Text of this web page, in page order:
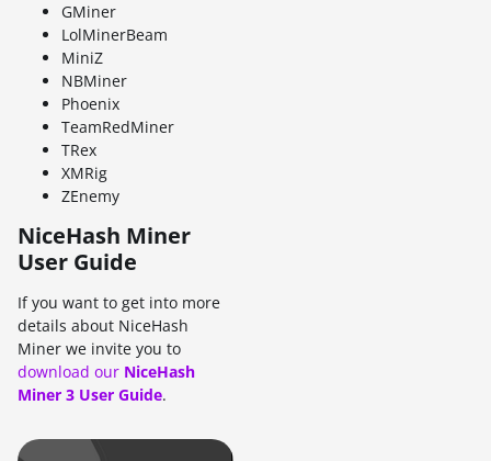
GMiner
LolMinerBeam
MiniZ
NBMiner
Phoenix
TeamRedMiner
TRex
XMRig
ZEnemy
NiceHash Miner
User Guide
If you want to get into more
details about NiceHash
Miner we invite you to
download our NiceHash
Miner 3 User Guide.